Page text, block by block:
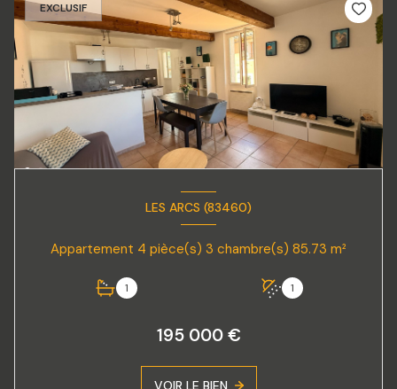
EXCLUSIF
LES ARCS (83460)
Appartement 4 pièce(s) 3 chambre(s) 85.73 m²
1 1
195 000 €
VOIR LE BIEN